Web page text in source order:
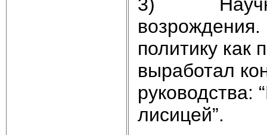
политику как
выработал
руководства:
лисицей”.